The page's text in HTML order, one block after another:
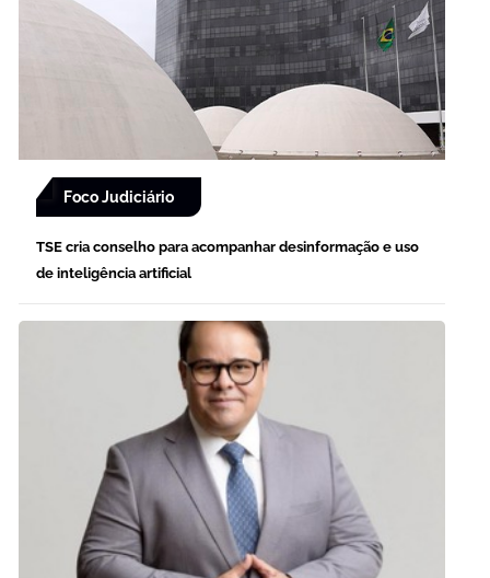
Foco Judiciário
TSE cria conselho para acompanhar desinformação e uso
de inteligência artificial